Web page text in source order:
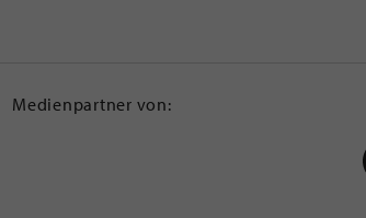
Medienpartner von: